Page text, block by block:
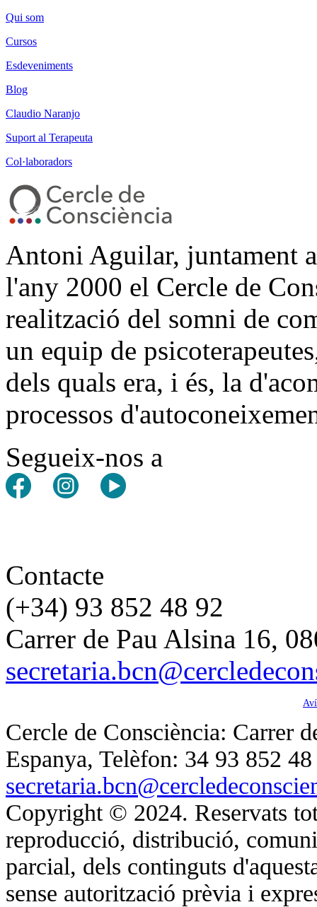
Qui som
Cursos
Esdeveniments
Blog
Claudio Naranjo
Suport al Terapeuta
Col·laboradors
Antoni Aguilar, juntament
l'any 2000 el Cercle de
realització del somni de
un equip de
dels quals era, i és, la
processos
Segueix-nos a
Contacte
(+34) 93 852 48 92
Carrer de Pau Alsina 16,
Cercle de Consciència: Carrer
Espanya, Telèfon: 34 93 852
Copyright © 2024. Reservats
reproducció, distribució,
parcial, dels continguts
sense autorització prèvia i